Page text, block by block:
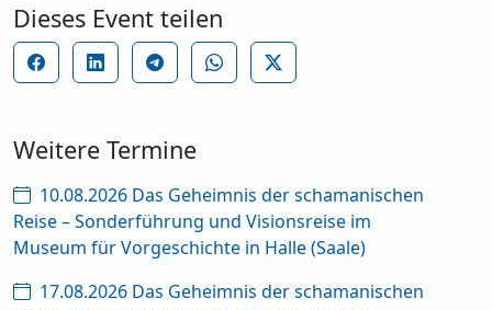
Dieses Event teilen
Weitere Termine
10.08.2026 Das Geheimnis der schamanischen
Reise – Sonderführung und Visionsreise im
Museum für Vorgeschichte in Halle (Saale)
17.08.2026 Das Geheimnis der schamanischen